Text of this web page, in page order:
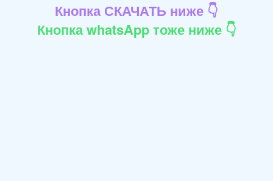
Кнопка СКАЧАТЬ ниже 👇
Кнопка whatsApp тоже ниже 👇